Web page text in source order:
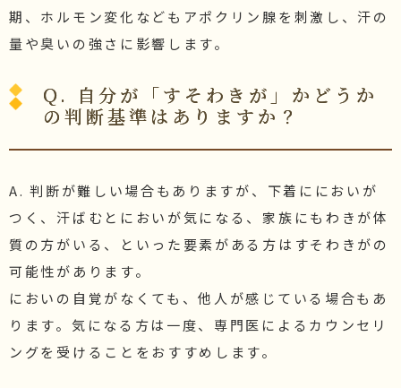
期、ホルモン変化などもアポクリン腺を刺激し、汗の
量や臭いの強さに影響します。
Q. 自分が「すそわきが」かどうか
の判断基準はありますか？
A. 判断が難しい場合もありますが、下着ににおいが
つく、汗ばむとにおいが気になる、家族にもわきが体
質の方がいる、といった要素がある方はすそわきがの
可能性があります。
においの自覚がなくても、他人が感じている場合もあ
ります。気になる方は一度、専門医によるカウンセリ
ングを受けることをおすすめします。